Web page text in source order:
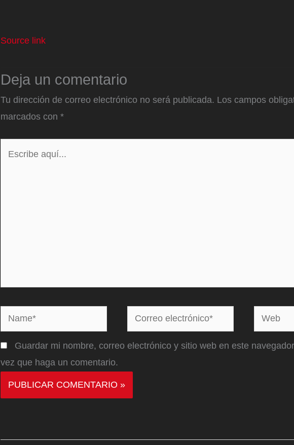
Source link
Deja un comentario
Tu dirección de correo electrónico no será publicada. Los campos
marcados con *
Name*
Correo
electrónico*
Web
Guardar mi nombre, correo electrónico y sitio web en este
vez que haga un comentario.